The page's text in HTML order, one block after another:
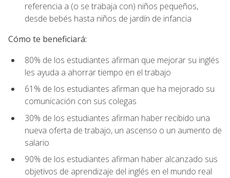
referencia a (o se trabaja con) niños pequeños,
desde bebés hasta niños de jardín de infancia
Cómo te beneficiará:
80% de los estudiantes afirman que mejorar su inglés
les ayuda a ahorrar tiempo en el trabajo
61% de los estudiantes afirman que ha mejorado su
comunicación con sus colegas
30% de los estudiantes afirman haber recibido una
nueva oferta de trabajo, un ascenso o un aumento de
salario
90% de los estudiantes afirman haber alcanzado sus
objetivos de aprendizaje del inglés en el mundo real